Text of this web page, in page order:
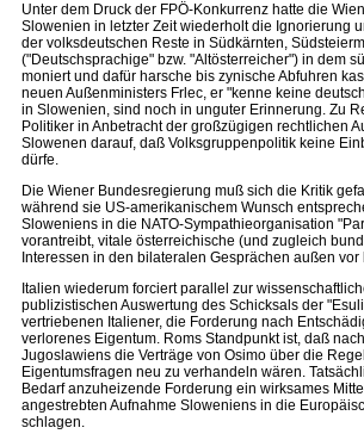
Unter dem Druck der FPÖ-Konkurrenz hatte die
Slowenien in letzter Zeit wiederholt die Ignorierung
der volksdeutschen Reste in Südkärnten,
("Deutschsprachige" bzw. "Altösterreicher") in dem
moniert und dafür harsche bis zynische Abfuhren
neuen Außenministers Frlec, er "kenne keine
in Slowenien, sind noch in unguter Erinnerung. Zu
Politiker in Anbetracht der großzügigen rechtlichen
Slowenen darauf, daß Volksgruppenpolitik keine
dürfe.
Die Wiener Bundesregierung muß sich die Kritik
während sie US-amerikanischem Wunsch
Sloweniens in die NATO-Sympathieorganisation
vorantreibt, vitale österreichische (und zugleich
Interessen in den bilateralen Gesprächen außen vor
Italien wiederum forciert parallel zur
publizistischen Auswertung des Schicksals der
vertriebenen Italiener, die Forderung nach
verlorenes Eigentum. Roms Standpunkt ist, daß nach
Jugoslawiens die Verträge von Osimo über die
Eigentumsfragen neu zu verhandeln wären.
Bedarf anzuheizende Forderung ein wirksames
angestrebten Aufnahme Sloweniens in die
schlagen.